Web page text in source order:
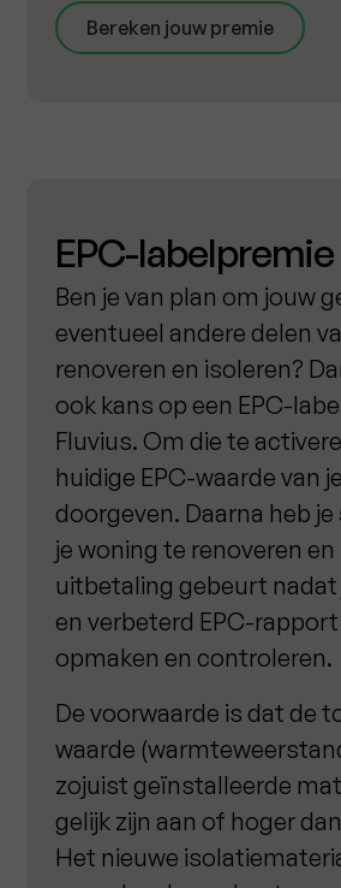
Bereken jouw premie
EPC-labelpremie
Ben je van plan om jouw
eventueel andere delen
renoveren en isoleren?
ook kans op een EPC-
Fluvius. Om die te
huidige EPC-waarde van
doorgeven. Daarna heb je
je woning te renoveren en
uitbetaling gebeurt nadat
en verbeterd EPC-
opmaken en controleren.
De voorwaarde is dat de
waarde
zojuist geïnstalleerde
gelijk zijn aan of hoger
Het nieuwe